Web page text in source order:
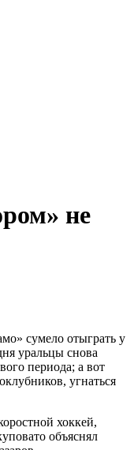
не
сумело отыграть у
уральцы снова
периода; а вот
угнаться
хоккей,
объяснял